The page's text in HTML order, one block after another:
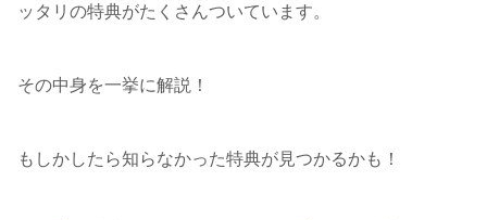
ッタリの特典がたくさんついています。
その中身を一挙に解説！
もしかしたら知らなかった特典が見つかるかも！